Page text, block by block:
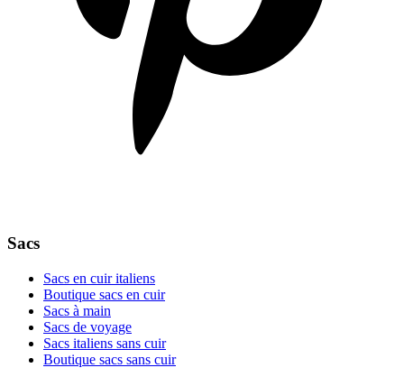
Sacs
Sacs en cuir italiens
Boutique sacs en cuir
Sacs à main
Sacs de voyage
Sacs italiens sans cuir
Boutique sacs sans cuir